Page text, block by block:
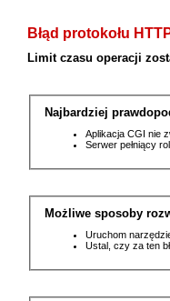
Błąd protokołu
Limit czasu operacji
Najbardziej
Aplikacja CGI nie
Serwer pełniący
Możliwe sposoby
Uruchom
Ustal, czy za ten